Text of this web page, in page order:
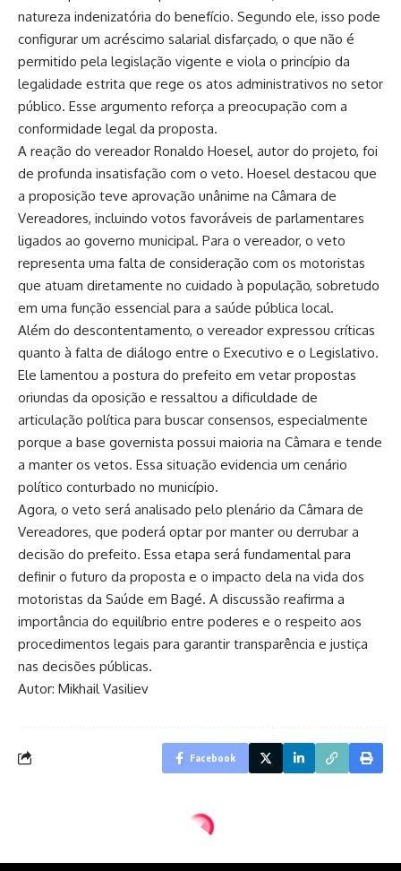
natureza indenizatória do benefício. Segundo ele, isso pode
configurar um acréscimo salarial disfarçado, o que não é
permitido pela legislação vigente e viola o princípio da
legalidade estrita que rege os atos administrativos no setor
público. Esse argumento reforça a preocupação com a
conformidade legal da proposta.
A reação do vereador Ronaldo Hoesel, autor do projeto, foi
de profunda insatisfação com o veto. Hoesel destacou que
a proposição teve aprovação unânime na Câmara de
Vereadores, incluindo votos favoráveis de parlamentares
ligados ao governo municipal. Para o vereador, o veto
representa uma falta de consideração com os motoristas
que atuam diretamente no cuidado à população, sobretudo
em uma função essencial para a saúde pública local.
Além do descontentamento, o vereador expressou críticas
quanto à falta de diálogo entre o Executivo e o Legislativo.
Ele lamentou a postura do prefeito em vetar propostas
oriundas da oposição e ressaltou a dificuldade de
articulação política para buscar consensos, especialmente
porque a base governista possui maioria na Câmara e tende
a manter os vetos. Essa situação evidencia um cenário
político conturbado no município.
Agora, o veto será analisado pelo plenário da Câmara de
Vereadores, que poderá optar por manter ou derrubar a
decisão do prefeito. Essa etapa será fundamental para
definir o futuro da proposta e o impacto dela na vida dos
motoristas da Saúde em Bagé. A discussão reafirma a
importância do equilíbrio entre poderes e o respeito aos
procedimentos legais para garantir transparência e justiça
nas decisões públicas.
Autor: Mikhail Vasiliev
Facebook